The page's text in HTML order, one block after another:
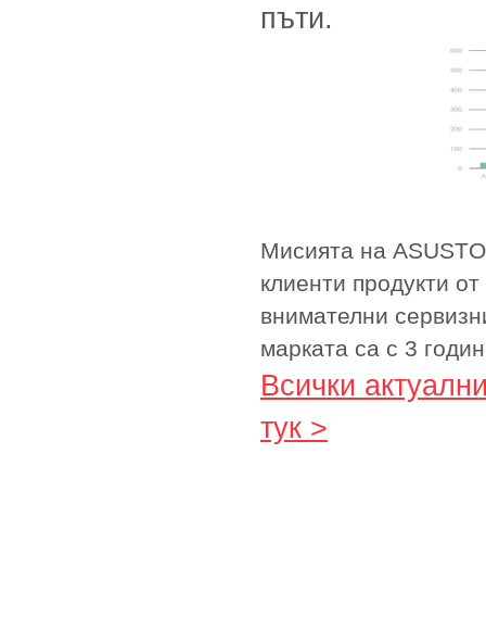
пъти.
Мисията на
клиенти продукти
внимателни
марката са с 3
Всички
тук >